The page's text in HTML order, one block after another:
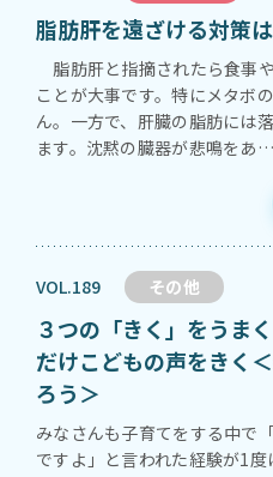
脂肪肝を遠ざける対策
脂肪肝と指摘されたら食事
ことが大事です。特にメタボ
ん。一方で、肝臓の脂肪には
ます。沈黙の臓器が悲鳴をあ…
VOL.189 その他
３つの「きく」をうま
だけこどもの声をきく
ろう＞
みなさんも子育てをする中で
ですよ」と言われた経験が1